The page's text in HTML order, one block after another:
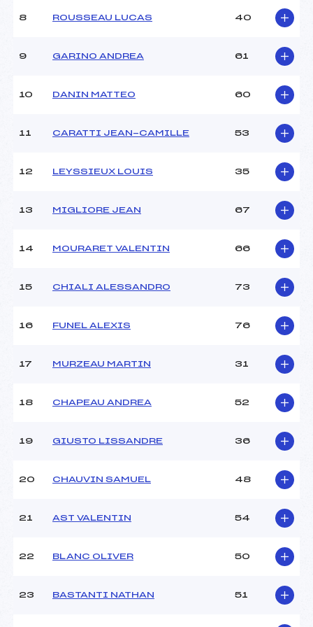
Ouvreurs D :
Météo :
Nombre de portes :
41
Traceur :
RAYBAUD (CA)
MARCHESE (CA)
COUCHOT (CA)
Ouvreurs C :
GASTALDI (CA)
Ouvreurs E :
Pénalité appliquée :
230.0000
8 ROUSSEAU LUCAS 40
9 GARINO ANDREA 61
10 DANIN MATTEO 60
11 CARATTI JEAN-CAMILLE 53
12 LEYSSIEUX LOUIS 35
13 MIGLIORE JEAN 67
14 MOURARET VALENTIN 66
15 CHIALI ALESSANDRO 73
16 FUNEL ALEXIS 76
17 MURZEAU MARTIN 31
18 CHAPEAU ANDREA 52
19 GIUSTO LISSANDRE 36
20 CHAUVIN SAMUEL 48
21 AST VALENTIN 54
22 BLANC OLIVER 50
23 BASTANTI NATHAN 51